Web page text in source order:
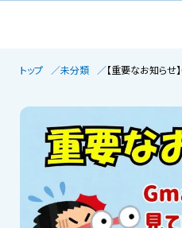
トップ 未分類 【重要なお知ら